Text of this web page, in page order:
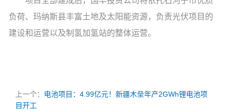
负荷、玛纳斯县丰富土地及太阳能资源，负责光伏项目的
建设和运营以及制氢加氢站的整体运营。
上一个： 电池项目：4.99亿元！新疆木垒年产2GWh锂电池项
目开工